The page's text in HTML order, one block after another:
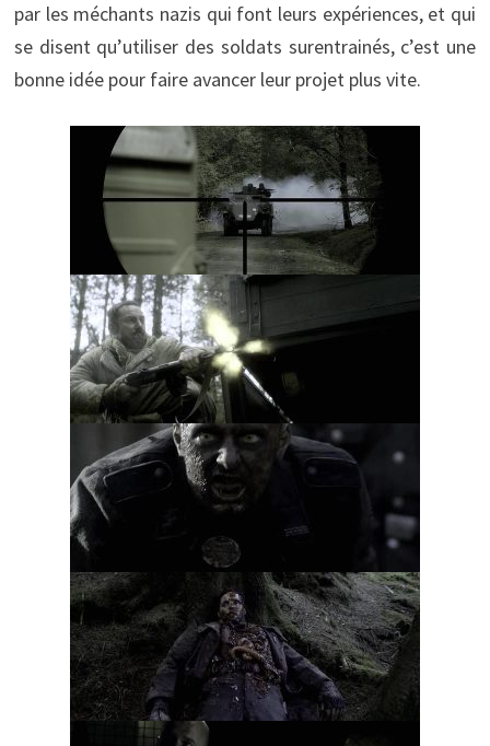
par les méchants nazis qui font leurs expériences, et qui
se disent qu’utiliser des soldats surentrainés, c’est une
bonne idée pour faire avancer leur projet plus vite.